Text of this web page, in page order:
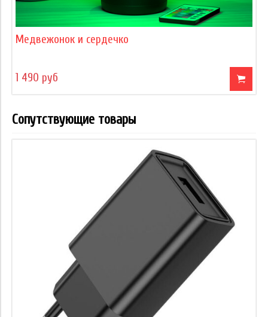
Медвежонок и сердечко
1 490 руб
Сопутствующие товары